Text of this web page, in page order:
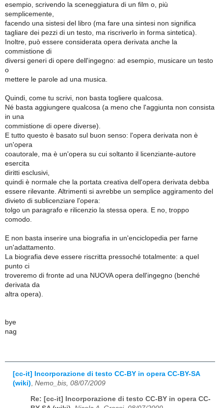
esempio, scrivendo la sceneggiatura di un film o, più
semplicemente,
facendo una sistesi del libro (ma fare una sintesi non significa
tagliare dei pezzi di un testo, ma riscriverlo in forma sintetica).
Inoltre, può essere considerata opera derivata anche la
commistione di
diversi generi di opere dell'ingegno: ad esempio, musicare un testo
o
mettere le parole ad una musica.
Quindi, come tu scrivi, non basta togliere qualcosa.
Né basta aggiungere qualcosa (a meno che l'aggiunta non consista
in una
commistione di opere diverse).
E tutto questo è basato sul buon senso: l'opera derivata non è
un'opera
coautorale, ma è un'opera su cui soltanto il licenziante-autore
esercita
diritti esclusivi,
quindi è normale che la portata creativa dell'opera derivata debba
essere rilevante. Altrimenti si avrebbe un semplice aggiramento del
divieto di sublicenziare l'opera:
tolgo un paragrafo e rilicenzio la stessa opera. E no, troppo
comodo.
E non basta inserire una biografia in un'enciclopedia per farne
un'adattamento.
La biografia deve essere riscritta pressoché totalmente: a quel
punto ci
troveremo di fronte ad una NUOVA opera dell'ingegno (benché
derivata da
altra opera).
bye
nag
[cc-it] Incorporazione di testo CC-BY in opera CC-BY-SA
(wiki) Nemo_bis, 08/07/2009
Re: [cc-it] Incorporazione di testo CC-BY in opera CC-